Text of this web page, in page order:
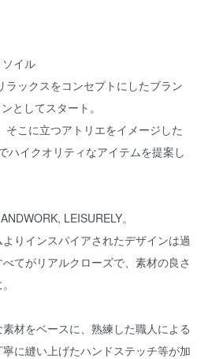
イル
ックスをコンセプトにしたブラン
としてスタート。
そこに立つアトリエをイメージした
ハイクオリティなアイテムを提案し
LEISURELY。
りインスパイアされたデザインは過
てがリアルクローズで、素材の良さ
材をベースに、熟練した職人による
に縫い上げたハンドステッチ等が加